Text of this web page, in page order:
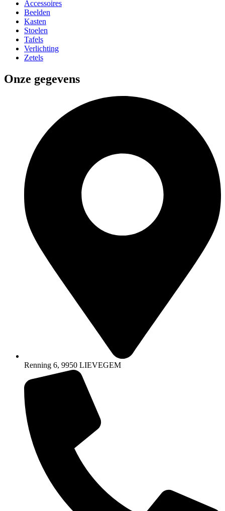
Accessoires
Beelden
Kasten
Stoelen
Tafels
Verlichting
Zetels
Onze gegevens
Renning 6, 9950 LIEVEGEM